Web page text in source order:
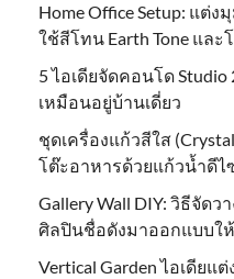
Home Office Setup: แต่
ใช้สีโทน Earth Tone และ
5 ไอเดียจัดคอนโด Studio
เหมือนอยู่บ้านเดี่ยว
ชุดเครื่องแก้วสีใส
โต๊ะอาหารด้วยแก้วน้ำดีไ
Gallery Wall DIY: วิธีจัด
ศิลปินชื่อดังมาออกแบบใ
Vertical Garden ไอเดียแ